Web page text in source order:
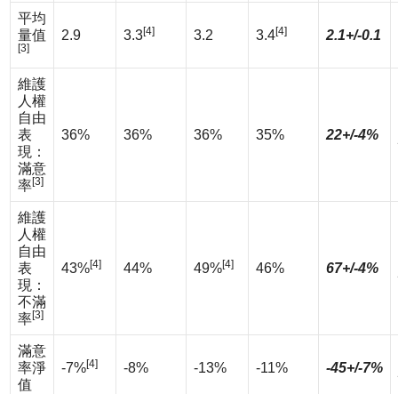
平均
量值
[3]
2.9 3.3[4] 3.2 3.4[4] 2.1+/-0.1
維護
人權
自由
表
現：
滿意
率[3]
36% 36% 36% 35% 22+/-4%
維護
人權
自由
表
現：
不滿
率[3]
43%[4] 44% 49%[4] 46% 67+/-4%
滿意
率淨
值
-7%[4] -8% -13% -11% -45+/-7%